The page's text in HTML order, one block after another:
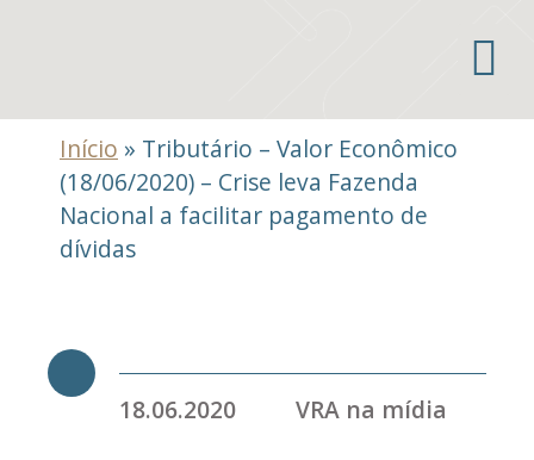
Início » Tributário – Valor Econômico
(18/06/2020) – Crise leva Fazenda
Nacional a facilitar pagamento de
dívidas
18.06.2020 VRA na mídia